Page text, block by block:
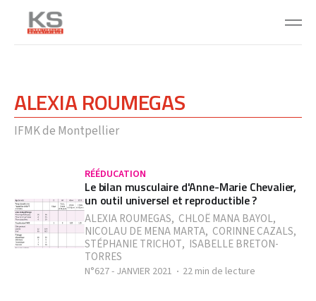
ALEXIA ROUMEGAS
IFMK de Montpellier
RÉÉDUCATION
Le bilan musculaire d'Anne-Marie Chevalier,
un outil universel et reproductible ?
ALEXIA ROUMEGAS, CHLOË MANA BAYOL,
NICOLAU DE MENA MARTA, CORINNE CAZALS,
STÉPHANIE TRICHOT, ISABELLE BRETON-
TORRES
N°627 - JANVIER 2021 22 min de lecture